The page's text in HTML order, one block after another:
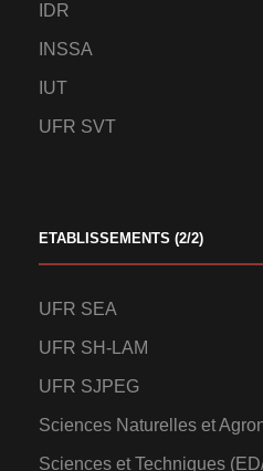
IDR
INSSA
IUT
UFR SVT
ETABLISSEMENTS (2/2)
UFR SEA
UFR SH-LAM
UFR SJPEG
Sciences Naturelles et
Sciences et Techniques